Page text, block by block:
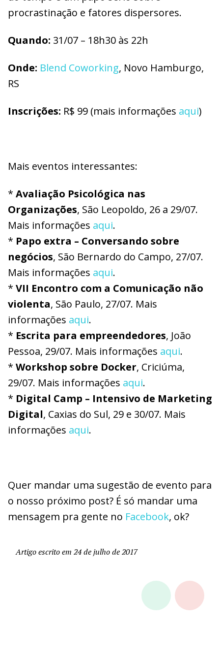
procrastinação e fatores dispersores.
Quando: 31/07 – 18h30 às 22h
Onde: Blend Coworking, Novo Hamburgo,
RS
Inscrições: R$ 99 (mais informações aqui)
Mais eventos interessantes:
* Avaliação Psicológica nas
Organizações, São Leopoldo, 26 a 29/07.
Mais informações aqui.
* Papo extra – Conversando sobre
negócios, São Bernardo do Campo, 27/07.
Mais informações aqui.
* VII Encontro com a Comunicação não
violenta, São Paulo, 27/07. Mais
informações aqui.
* Escrita para empreendedores, João
Pessoa, 29/07. Mais informações aqui.
* Workshop sobre Docker, Criciúma,
29/07. Mais informações aqui.
* Digital Camp – Intensivo de Marketing
Digital, Caxias do Sul, 29 e 30/07. Mais
informações aqui.
Quer mandar uma sugestão de evento para
o nosso próximo post? É só mandar uma
mensagem pra gente no Facebook, ok?
Artigo escrito em 24 de julho de 2017